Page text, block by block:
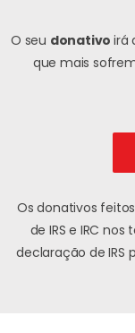
O seu donativo irá
que mais
Os donativos
de IRS e IRC nos
declaração de IRS